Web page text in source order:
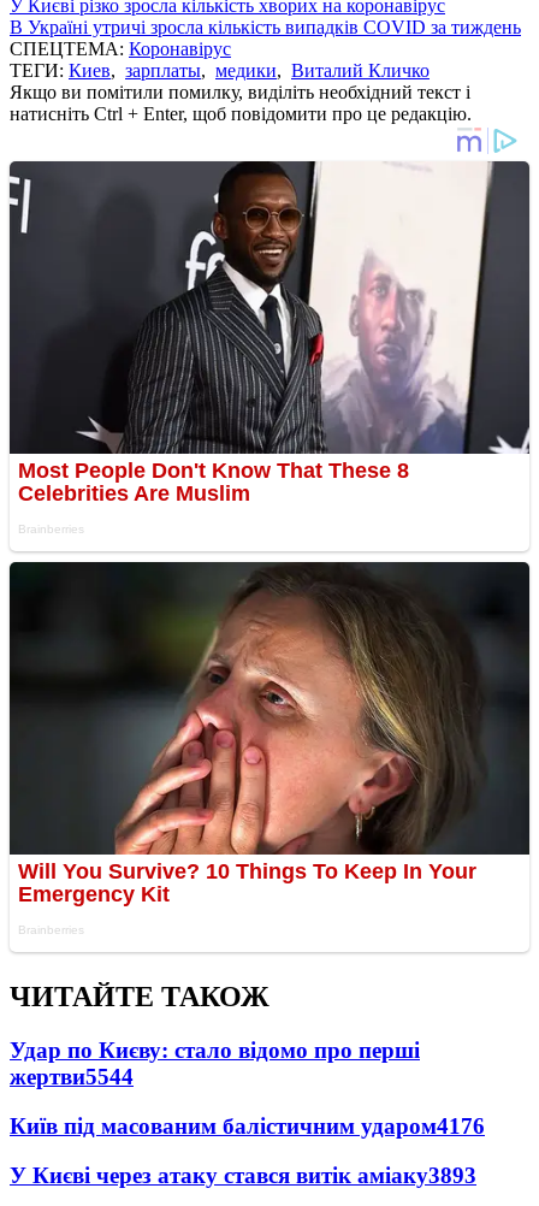
У Києві різко зросла кількість хворих на коронавірус
В Україні утричі зросла кількість випадків COVID за тиждень
СПЕЦТЕМА: Коронавірус
ТЕГИ: Киев, зарплаты, медики, Виталий Кличко
Якщо ви помітили помилку, виділіть необхідний текст і
натисніть Ctrl + Enter, щоб повідомити про це редакцію.
ЧИТАЙТЕ ТАКОЖ
Удар по Києву: стало відомо про перші
жертви5544
Київ під масованим балістичним ударом4176
У Києві через атаку стався витік аміаку3893